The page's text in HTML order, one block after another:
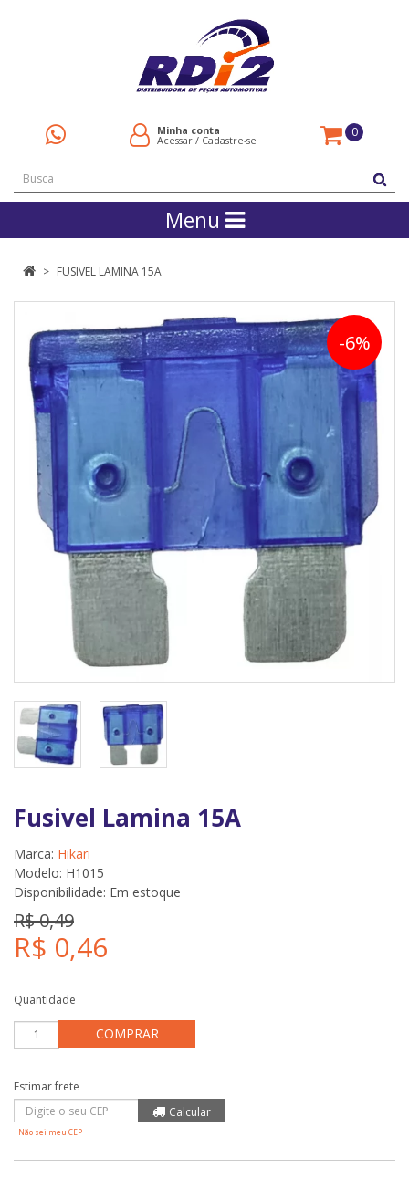
Minha conta
Acessar / Cadastre-se
0
Menu
FUSIVEL LAMINA 15A
-6%
Fusivel Lamina 15A
Marca: Hikari
Modelo: H1015
Disponibilidade: Em estoque
R$ 0,49
R$ 0,46
Quantidade
COMPRAR
Não sei meu CEP